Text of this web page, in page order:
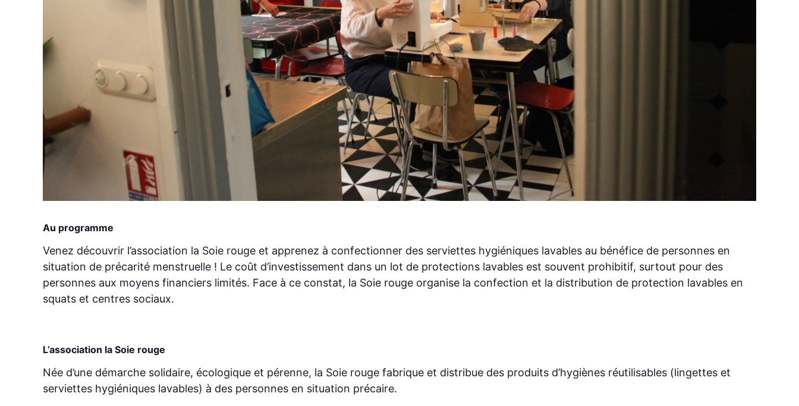
Au programme
Venez découvrir l’association la Soie rouge et apprenez à confectionner des serviettes hygiéniques lavables au bénéfice de personnes en
situation de précarité menstruelle ! Le coût d’investissement dans un lot de protections lavables est souvent prohibitif, surtout pour des
personnes aux moyens financiers limités. Face à ce constat, la Soie rouge organise la confection et la distribution de protection lavables en
squats et centres sociaux.
L’association la Soie rouge
Née d’une démarche solidaire, écologique et pérenne, la Soie rouge fabrique et distribue des produits d’hygiènes réutilisables (lingettes et
serviettes hygiéniques lavables) à des personnes en situation précaire.